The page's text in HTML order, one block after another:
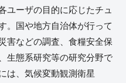
ユーザの目的に応じたチュ
。国や地方自治体が行って
害などの調査、食糧安全保
生態系研究等の研究分野で
は、気候変動観測衛星